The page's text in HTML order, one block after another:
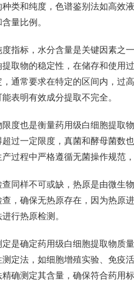
种类和纯度，色谱鉴别法如高效
量比例。
度指标，水分含量是关键因素之
提取物的稳定性，在储存和使用
，通常要求在特定的区间内，过
表明有效成分提取不完全。
限度也是衡量药用级白细胞提取
超过一定限度，真菌和酵母菌数
过程中严格遵循无菌操作规范
查同样不可或缺，热原是由微生
查，确保无热原存在，因为热原
行热原检测。
定是确定药用级白细胞提取物质
测定法，如细胞增殖实验、免疫
确测定其含量，确保符合药用